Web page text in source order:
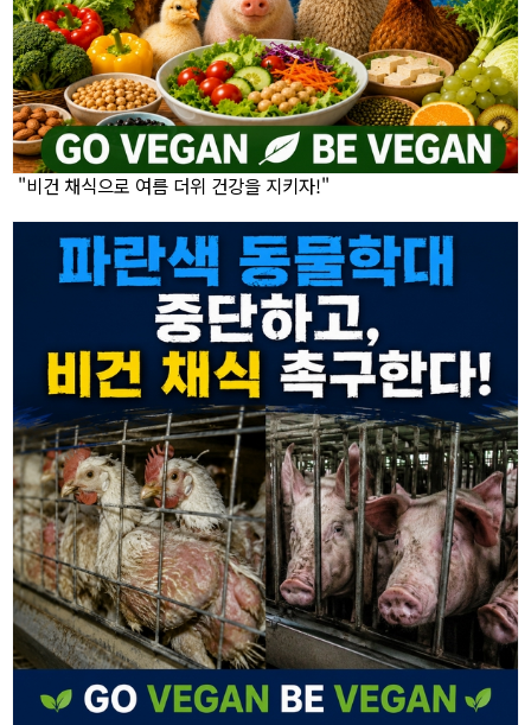
"비건 채식으로 여름 더위 건강을 지키자!"